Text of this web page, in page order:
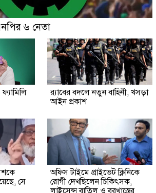
৬ নেতা
র‍্যাবের বদলে নতুন বাহিনী, খসড়া
আইন প্রকাশ
সে
অফিস টাইমে প্রাইভেট ক্লিনিকে
রোগী দেখছিলেন চিকিৎসক,
লাইসেন্স বাতিল ও বরখাস্তের